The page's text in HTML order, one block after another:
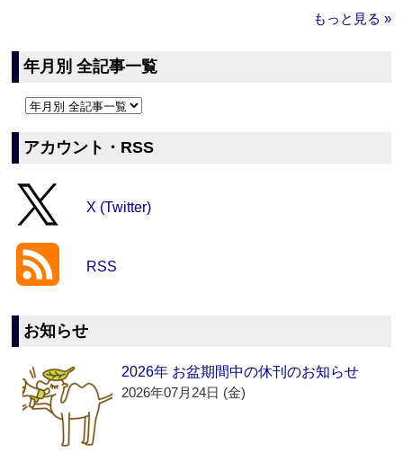
もっと見る »
年月別 全記事一覧
アカウント・RSS
X (Twitter)
RSS
お知らせ
2026年 お盆期間中の休刊のお知らせ
2026年07月24日 (金)